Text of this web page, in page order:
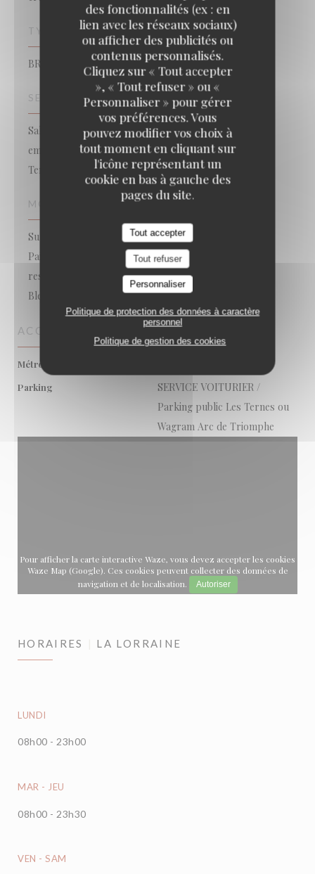
des fonctionnalités (ex : en
lien avec les réseaux sociaux)
ou afficher des publicités ou
contenus personnalisés.
Cliquez sur « Tout accepter
», « Tout refuser » ou «
Personnaliser » pour gérer
vos préférences. Vous
pouvez modifier vos choix à
tout moment en cliquant sur
l'icône représentant un
cookie en bas à gauche des
pages du site.
Tout accepter
Tout refuser
Personnaliser
Politique de protection des données à caractère
personnel
Politique de gestion des cookies
TYPE DE RESTAURANT
BRASSERIE – FRUITS DE MER A EMPORTER
SERVICES
Salle climatisée, Service voiturier, Livraison, Vente à
emporter, Accès Wifi, Réservations, Privatisation,
Terrasse
MOYENS DE PAIEMENT
Sunday, Lyf, Ticket Restaurant, Amex, Sans Contact,
Paiement Sans Contact, Eurocard/Mastercard, Titres
restaurant, Espèces, Visa, American Express, Carte
Bleue
ACCÈS
Métro
Parking
SERVICE VOITURIER /
Parking public Les Ternes ou
Wagram Arc de Triomphe
Pour afficher la carte interactive Waze, vous devez accepter les cookies
Waze Map (Google). Ces cookies peuvent collecter des données de
navigation et de localisation.
Autoriser
HORAIRES LA LORRAINE
LUNDI
08h00 - 23h00
MAR - JEU
08h00 - 23h30
VEN - SAM